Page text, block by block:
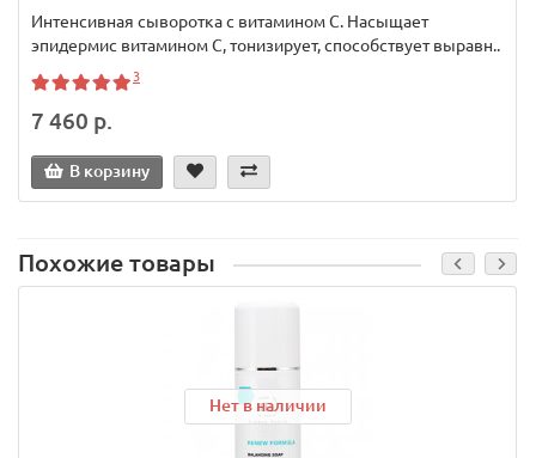
Интенсивная сыворотка с витамином С. Насыщает
эпидермис витамином С, тонизирует, способствует выравн..
3
7 460 р.
В корзину
Похожие товары
Нет в наличии